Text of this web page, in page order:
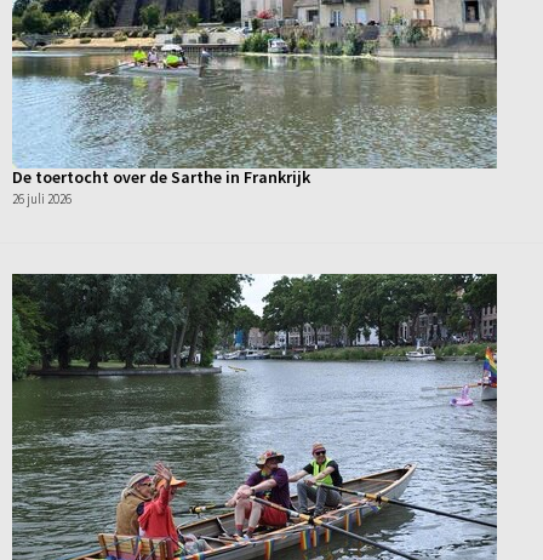
De toertocht over de Sarthe in Frankrijk
26 juli 2026